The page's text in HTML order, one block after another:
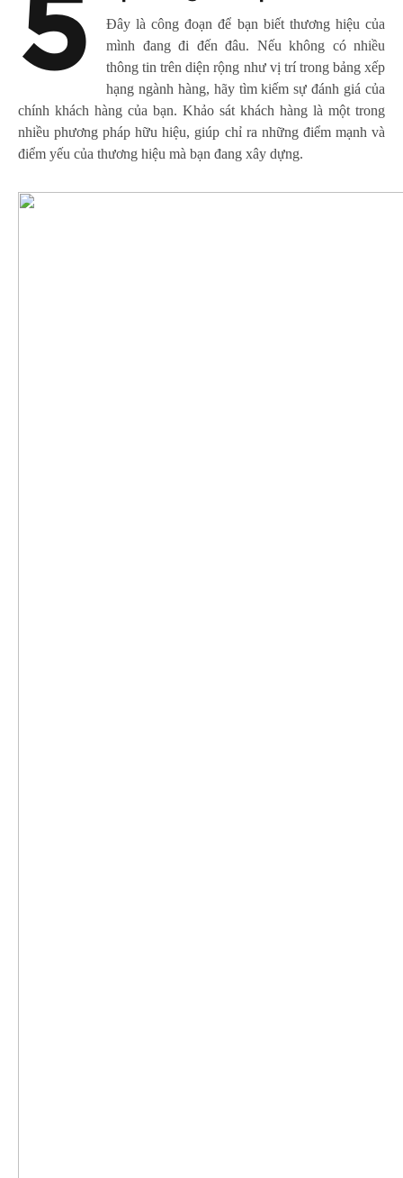
5
Đây là công đoạn để bạn biết thương hiệu của
mình đang đi đến đâu. Nếu không có nhiều
thông tin trên diện rộng như vị trí trong bảng xếp
hạng ngành hàng, hãy tìm kiếm sự đánh giá của
chính khách hàng của bạn. Khảo sát khách hàng là một trong
nhiều phương pháp hữu hiệu, giúp chỉ ra những điểm mạnh và
điểm yếu của thương hiệu mà bạn đang xây dựng.